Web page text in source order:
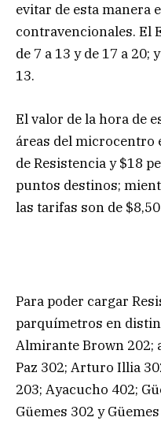
evitar de esta manera
contravencionales. El
de 7 a 13 y de 17 a 20;
13.
El valor de la hora de
áreas del microcentro
de Resistencia y $18
puntos destinos;
las tarifas son de
Para poder cargar
parquímetros en
Almirante Brown 202;
Paz 302; Arturo Illia
203; Ayacucho 402;
Güemes 302 y